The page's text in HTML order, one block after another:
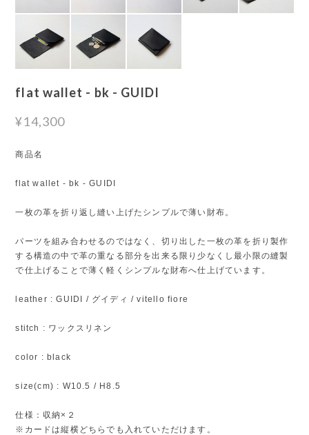
flat wallet - bk - GUIDI
¥14,300
商品名
flat wallet - bk - GUIDI
一枚の革を折り返し縫い上げたシンプルで薄い財布。
パーツを組み合わせるのではなく、切り出した一枚の革を折り製作
する構造の中で革の重なる部分を出来る限り少なくし最小限の縫製
で仕上げることで薄く軽くシンプルな財布へ仕上げています。
leather : GUIDI / グイディ / vitello fiore
stitch : ワックスリネン
color : black
size(cm) : W10.5 / H8.5
仕様：収納×２
※カードは縦横どちらでも入れていただけます。